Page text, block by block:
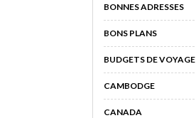
BONNES ADRESSES
BONS PLANS
BUDGETS DE VOYAGE
CAMBODGE
CANADA